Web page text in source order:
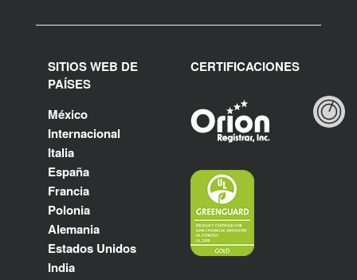
SITIOS WEB DE
PAÍSES
México
Internacional
Italia
España
Francia
Polonia
Alemania
Estados Unidos
India
CERTIFICACIONES